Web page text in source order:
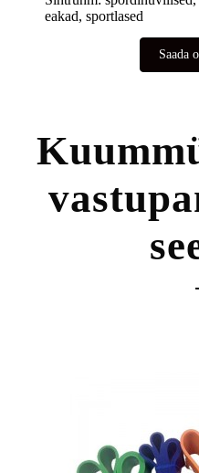
eakad, sportlased
Saada